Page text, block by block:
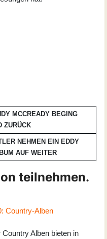
MCCREADY BEGING
ZURÜCK
NEHMEN EIN EDDY
AUF WEITER
teilnehmen.
Country-Alben
Alben bieten in